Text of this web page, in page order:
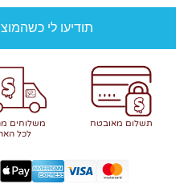
תודיעו לי
תשלום מאובטח
משלוחים
לכל